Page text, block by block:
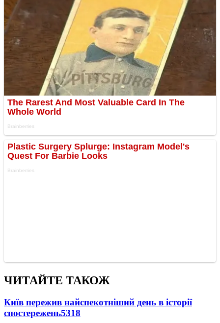
ЧИТАЙТЕ ТАКОЖ
Київ пережив найспекотніший день в історії
спостережень5318